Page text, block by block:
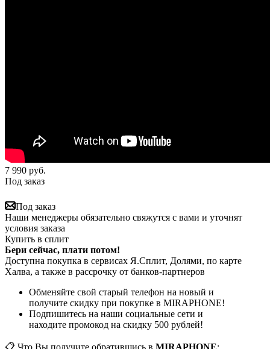
7 990 руб.
Под заказ
Под заказ
Наши менеджеры обязательно свяжутся с вами и уточнят
условия заказа
Купить в сплит
Бери сейчас, плати потом!
Доступна покупка в сервисах Я.Сплит, Долями, по карте
Халва, а также в рассрочку от банков-партнеров
Обменяйте свой старый телефон на новый и
получите скидку при покупке в MIRAPHONE!
Подпишитесь на наши социальные сети и
находите промокод на скидку 500 рублей!
📋 Что Вы получите обратившись в MIRAPHONE: